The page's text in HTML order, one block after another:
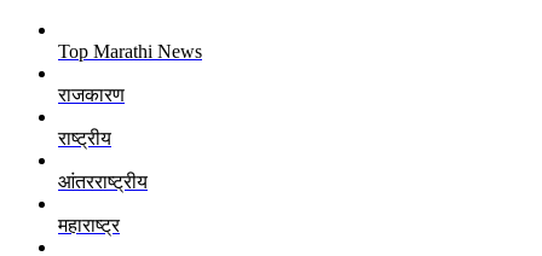
Top Marathi News
राजकारण
राष्ट्रीय
आंतरराष्ट्रीय
महाराष्ट्र